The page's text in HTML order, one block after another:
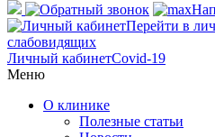
Перейти в
слабовидящих
Личный кабинетCovid-19
Меню
О клинике
Полезные статьи